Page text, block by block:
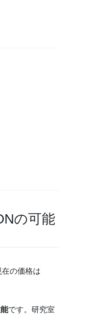
の可能
の価格は
です。研究室